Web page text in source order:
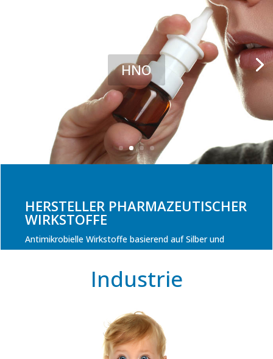
HNO
HERSTELLER PHARMAZEUTISCHER
WIRKSTOFFE
Antimikrobielle Wirkstoffe basierend auf Silber und
Gerbsäurederivaten
Industrie